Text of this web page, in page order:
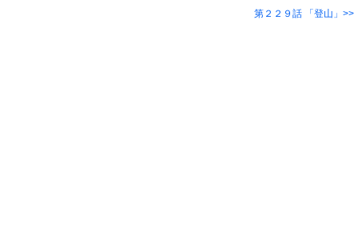
第２２９話 「登山」